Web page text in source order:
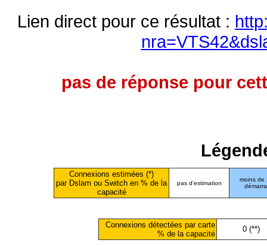
Lien direct pour ce résultat :
pas de réponse pour
Connexions estimées (*)
par Dslam ou Switch en % de la
capacité
pas d'estimation
moins de
Connexions détectées par carte
% de la capacité
0 (**)